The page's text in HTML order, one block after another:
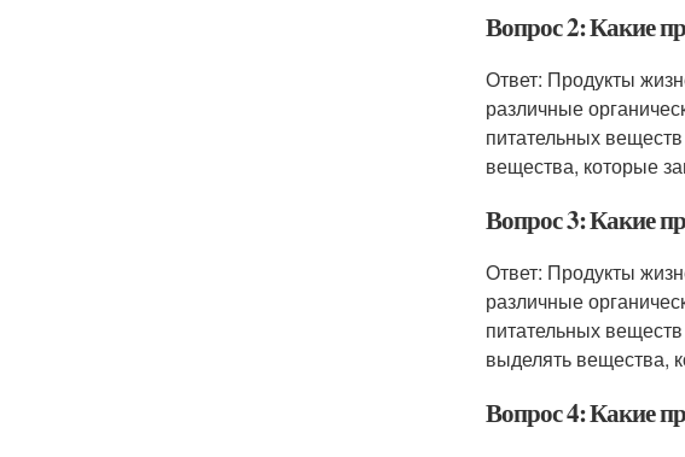
Вопрос 2: Какие
Ответ: Продукты
различные
питательных
вещества, которые
Вопрос 3: Какие
Ответ: Продукты
различные
питательных
выделять вещества,
Вопрос 4: Какие